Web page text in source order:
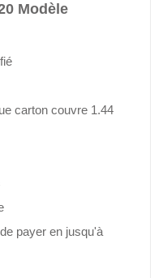
Modèle
carton couvre 1.44
payer en jusqu'à